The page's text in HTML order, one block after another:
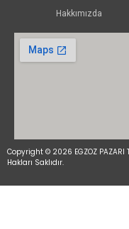
Hakkımızda
Copyright © 2026 EGZOZ PAZARI
Hakları Saklıdır.